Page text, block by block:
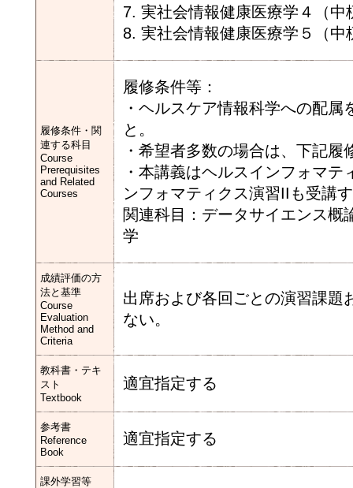
7. 実社会情報健康医療学４（中
8. 実社会情報健康医療学５（中
履修条件・関
連する科目
Course
Prerequisites
and Related
Courses
履修条件等：
・ヘルスケア情報科学への配
と。
・希望者多数の場合は、下記
・本講義はヘルスインフォマ
ンフォマティクス演習IIも受講
関連科目：データサイエンス
学
成績評価の方
法と基準
Course
Evaluation
Method and
Criteria
出席および各回ごとの演習課題
ない。
教科書・テキ
スト
Textbook
適宜指定する
参考書
Reference
Book
適宜指定する
課外学習等